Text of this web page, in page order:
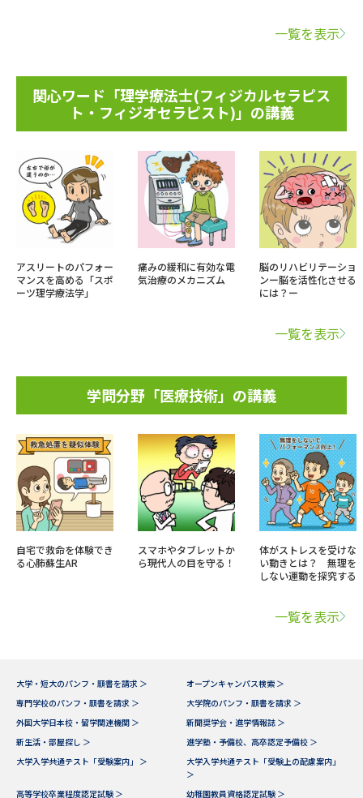
一覧を表示
関心ワード「理学療法士(フィジカルセラピス
ト・フィジオセラピスト)」の講義
アスリートのパフォー
マンスを高める「スポ
ーツ理学療法学」
痛みの緩和に有効な電
気治療のメカニズム
脳のリハビリテーショ
ンー脳を活性化させる
には？ー
一覧を表示
学問分野「医療技術」の講義
自宅で救命を体験でき
る心肺蘇生AR
スマホやタブレットか
ら現代人の目を守る！
体がストレスを受けな
い動きとは？ 無理を
しない運動を探究する
一覧を表示
大学・短大のパンフ・願書を請求 ＞
オープンキャンパス検索 ＞
専門学校のパンフ・願書を請求 ＞
大学院のパンフ・願書を請求 ＞
外国大学日本校・留学関連機関 ＞
新聞奨学会・進学情報誌 ＞
新生活・部屋探し ＞
進学塾・予備校、高卒認定予備校 ＞
大学入学共通テスト「受験案内」 ＞
大学入学共通テスト「受験上の配慮案内」
＞
高等学校卒業程度認定試験 ＞
幼稚園教員資格認定試験 ＞